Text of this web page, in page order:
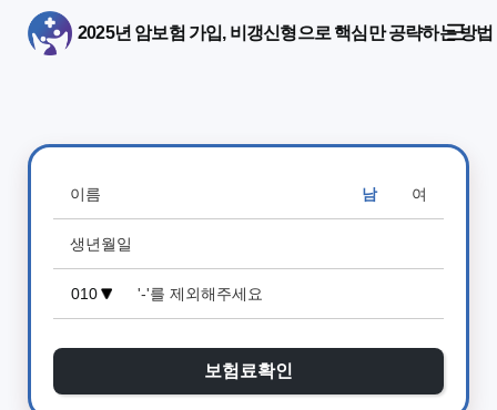
2025년 암보험 가입, 비갱신형으로 핵심만 공략하는 방법
남 여
보험료확인